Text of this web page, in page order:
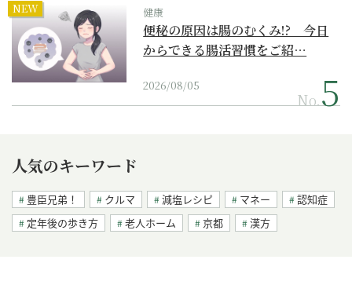
NEW 健康
便秘の原因は腸のむくみ!? 今日
からできる腸活習慣をご紹…
2026/08/05
No.
人気のキーワード
豊臣兄弟！ クルマ 減塩レシピ マネー
認知症
定年後の歩き方
老人ホーム 京都 漢方